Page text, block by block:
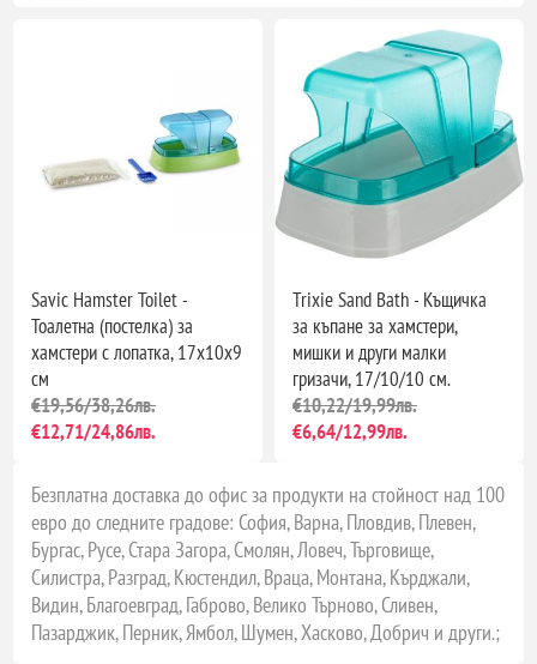
Savic Hamster Toilet -
Тоалетна (постелка) за
хамстери с лопатка, 17х10х9
см
€19,56/38,26лв.
€12,71/24,86лв.
Trixie Sand Bath - Къщичка
за къпане за хамстери,
мишки и други малки
гризачи, 17/10/10 см.
€10,22/19,99лв.
€6,64/12,99лв.
Безплатна доставка до офис за продукти на стойност над 100
евро до следните градове: София, Варна, Пловдив, Плевен,
Бургас, Русе, Стара Загора, Смолян, Ловеч, Търговище,
Силистра, Разград, Кюстендил, Враца, Монтана, Кърджали,
Видин, Благоевград, Габрово, Велико Търново, Сливен,
Пазарджик, Перник, Ямбол, Шумен, Хасково, Добрич и други.;